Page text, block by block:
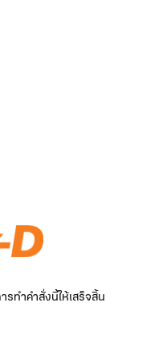
ทำคำสั่งนี้ให้เสร็จสิ้น